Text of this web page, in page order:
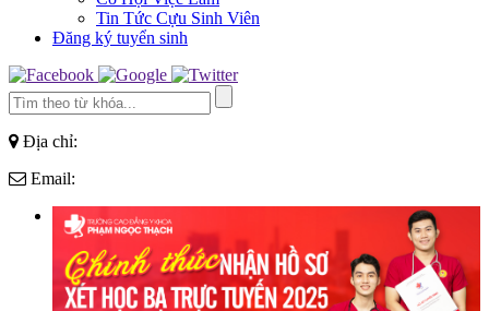
Tin Tức Cựu Sinh Viên
Đăng ký tuyển sinh
Địa chỉ:
Email: